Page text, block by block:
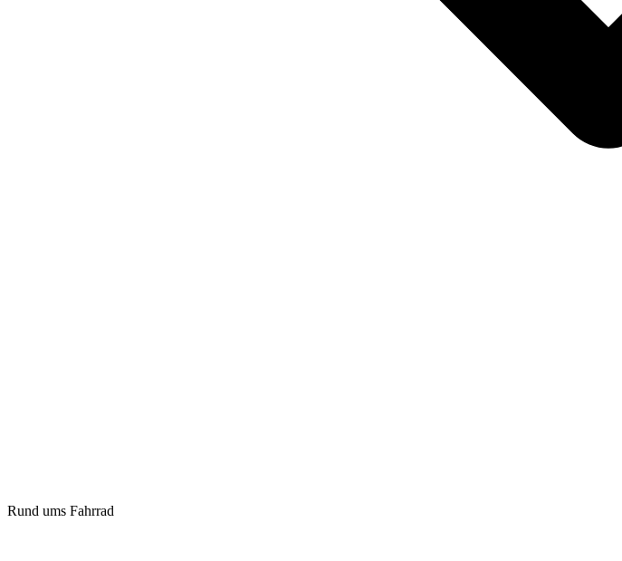
Rund ums Fahrrad